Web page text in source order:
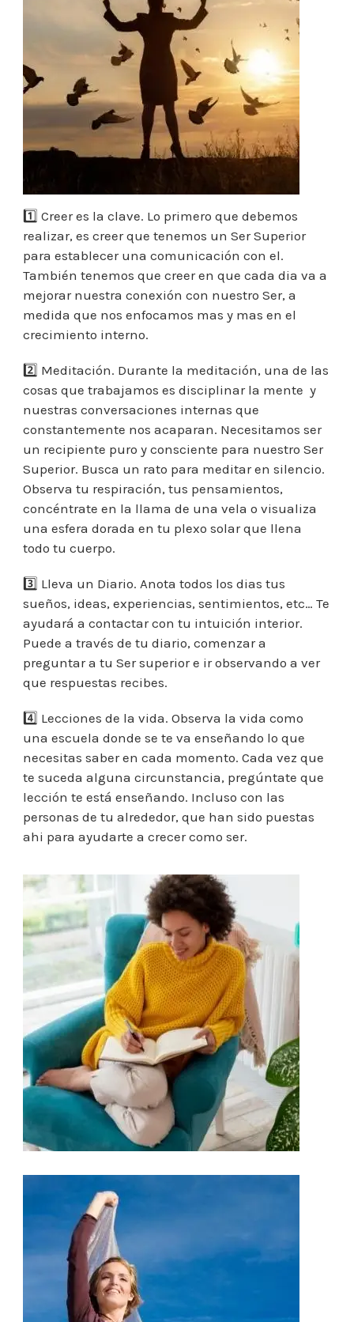
1️⃣ Creer es la clave. Lo primero que debemos
realizar, es creer que tenemos un Ser Superior
para establecer una comunicación con el.
También tenemos que creer en que cada dia va a
mejorar nuestra conexión con nuestro Ser, a
medida que nos enfocamos mas y mas en el
crecimiento interno.
2️⃣ Meditación. Durante la meditación, una de las
cosas que trabajamos es disciplinar la mente y
nuestras conversaciones internas que
constantemente nos acaparan. Necesitamos ser
un recipiente puro y consciente para nuestro Ser
Superior. Busca un rato para meditar en silencio.
Observa tu respiración, tus pensamientos,
concéntrate en la llama de una vela o visualiza
una esfera dorada en tu plexo solar que llena
todo tu cuerpo.
3️⃣ Lleva un Diario. Anota todos los dias tus
sueños, ideas, experiencias, sentimientos, etc… Te
ayudará a contactar con tu intuición interior.
Puede a través de tu diario, comenzar a
preguntar a tu Ser superior e ir observando a ver
que respuestas recibes.
4️⃣ Lecciones de la vida. Observa la vida como
una escuela donde se te va enseñando lo que
necesitas saber en cada momento. Cada vez que
te suceda alguna circunstancia, pregúntate que
lección te está enseñando. Incluso con las
personas de tu alrededor, que han sido puestas
ahi para ayudarte a crecer como ser.